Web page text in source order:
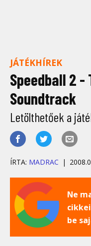
JÁTÉKHÍREK
Speedball 2 -
Soundtrack
Letölthetőek a
ÍRTA: MADRAC
Ne
be